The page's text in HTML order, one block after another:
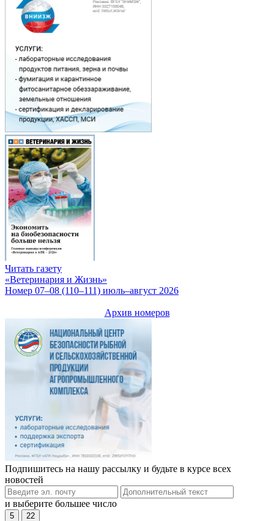
Читать газету
«Ветеринария и Жизнь»
Номер 07–08 (110–111) июль–август 2026
Архив номеров
Подпишитесь на нашу рассылку и будьте в курсе всех
новостей
и выберите большее число
5 22